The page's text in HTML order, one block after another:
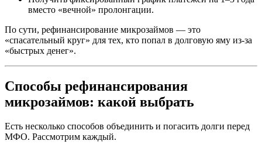
вместо «вечной» пролонгации.
По сути, рефинансирование микрозаймов — это
«спасательный круг» для тех, кто попал в долговую яму из-за
«быстрых денег».
Способы рефинансирования
микрозаймов: какой выбрать
Есть несколько способов объединить и погасить долги перед
МФО. Рассмотрим каждый.